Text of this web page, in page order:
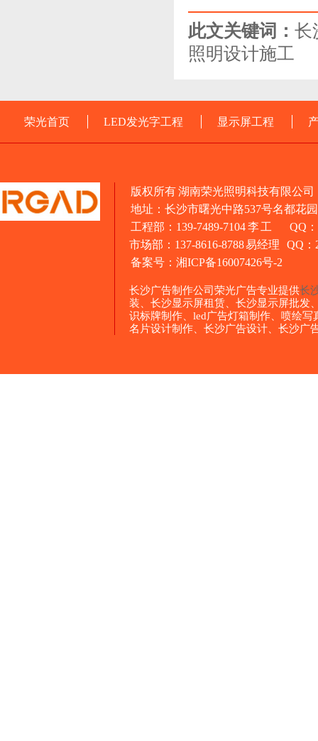
此文关键词： 长
照明设计施工
荣光首页 LED发光字工程 显示屏工程
版权所有 湖南荣光照明科技有限公
地址：长沙市曙光中路537号名都花
工程部：139-7489-7104 李 工 QQ：
市场部：137-8616-8788 易经理 QQ：
备案号：湘ICP备16007426号-2
长沙广告制作公司荣光广告专业提供长
装、长沙显示屏租赁、长沙显示屏批发
识标牌制作、led广告灯箱制作、喷绘
名片设计制作、长沙广告设计、长沙广